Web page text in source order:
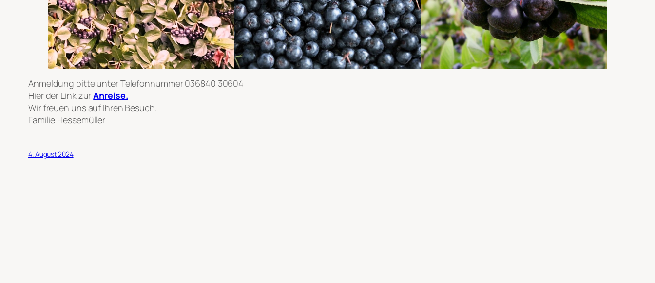
Anmeldung bitte unter Telefonnummer 036840 30604
Hier der Link zurAnreise.
Wir freuen uns auf Ihren Besuch.
Familie Hessemüller
4. August 2024